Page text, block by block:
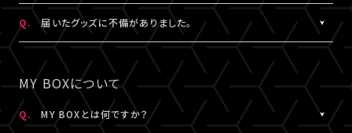
その場合は、末尾1桁か2桁を削除、もしくは未記入にてお手続きを
お試しください。
なお、日本国外への配送はDHLを利用しております。
DHLが配送対象としていない国・地域への配送はできかねます。
予め、ご了承ください。
その場合は、末尾1桁か2桁を削除、もしくは未記入にてお手続きを
お試しください。
A.
関税はお客様ご自身でお支払いください。関税の計算は各国税関
の判断によります。
また、現地税関での商品配達停止に関しては、当サービスは一切
の責任を負いかねます。
DHLにおきましては現地カスタマーサービスにお問い合わせくだ
さい。
http://www.dhl.com/en/contact_center.html
Q. 届いたグッズに不備がありました。
A.
お手数ですが、詳細を記載のうえ、商品到着後14日以内に下記よ
りお問い合わせください。
グッズ配送・お届け済み商品に関して
【A!SMART お問い合わせ窓口】
MY BOXについて
Q. MY BOXとは何ですか？